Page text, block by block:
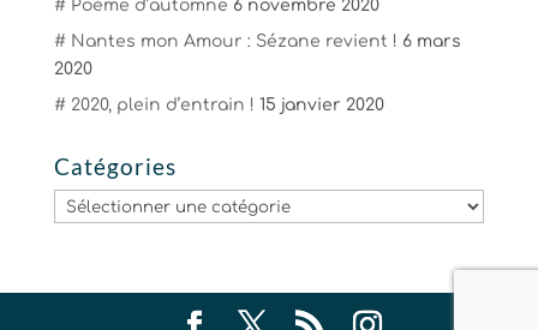
# Poème d’automne 6 novembre 2020
# Nantes mon Amour : Sézane revient ! 6 mars
2020
# 2020, plein d’entrain ! 15 janvier 2020
Catégories
Catégories